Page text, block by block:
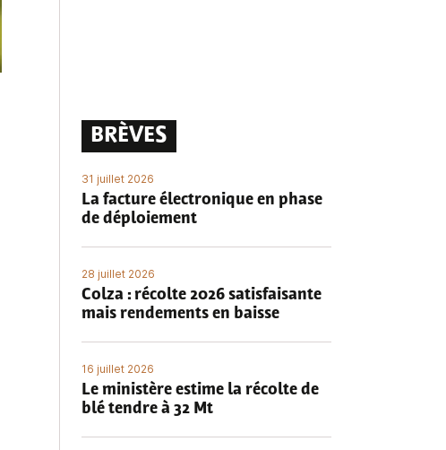
BRÈVES
31 juillet 2026
La facture électronique en phase
de déploiement
28 juillet 2026
Colza : récolte 2026 satisfaisante
mais rendements en baisse
16 juillet 2026
Le ministère estime la récolte de
blé tendre à 32 Mt